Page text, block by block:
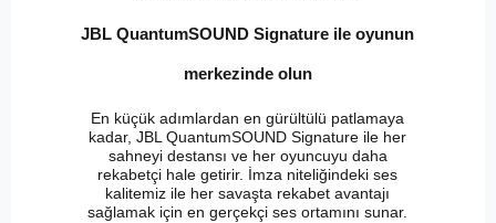
JBL QuantumSOUND Signature ile oyunun
merkezinde olun
En küçük adımlardan en gürültülü patlamaya
kadar, JBL QuantumSOUND Signature ile her
sahneyi destansı ve her oyuncuyu daha
rekabetçi hale getirir. İmza niteliğindeki ses
kalitemiz ile her savaşta rekabet avantajı
sağlamak için en gerçekçi ses ortamını sunar.